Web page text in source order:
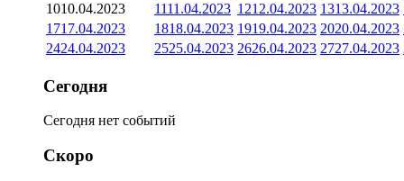
1010.04.2023 1111.04.2023 1212.04.2023 1313.04.2023
1717.04.2023 1818.04.2023 1919.04.2023 2020.04.2023
2424.04.2023 2525.04.2023 2626.04.2023 2727.04.2023
Сегодня
Сегодня нет событий
Скоро